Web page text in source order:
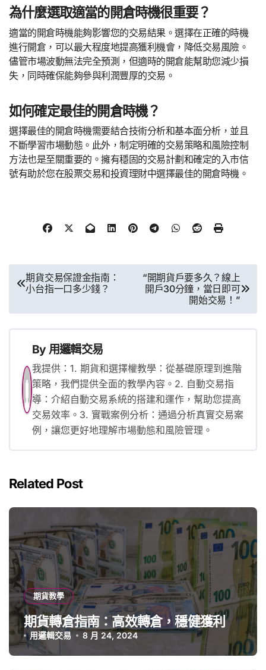
為什麼選取適當的開倉時機很重要？
適當的開倉時機能夠影響您的交易結果。選擇在正確的時機
進行開倉，可以最大程度地提高獲利機會，降低交易風險。
儘管市場波動無法完全預測，但適時的開倉能幫助您減少損
失，同時確保能夠參與利潤豐厚的交易。
如何確定最佳的開倉時機？
選擇最佳的開倉時機需要結合技術分析和基本面分析，並且
不斷學習市場動態。此外，制定明確的交易策略和風險控制
方法也是至關重要的。擁有穩固的交易計劃和確定的入市信
號有助於您在股票交易和投資理財中選擇最佳的開倉時機。
導
覽
期貨交易保證金指南：
小台指一口多少錢？
“開期貨戶要多久？線上
開戶30分鐘，當日即可
開始交易！”
By 用邏輯交易
我提供：1. 期貨和選擇權教學：從基礎原理到進階
策略，我們提供全面的教學內容。2. 自動交易指
導：介紹自動交易系統的搭建和運作，幫助您提高
交易效率。3. 實戰案例分析：通過分析真實交易案
例，讓您更好地理解市場動態和風險管理。
Related Post
期貨教學
期貨轉倉指南：高效轉倉，穩健獲利
用邏輯交易 8 月 24, 2024